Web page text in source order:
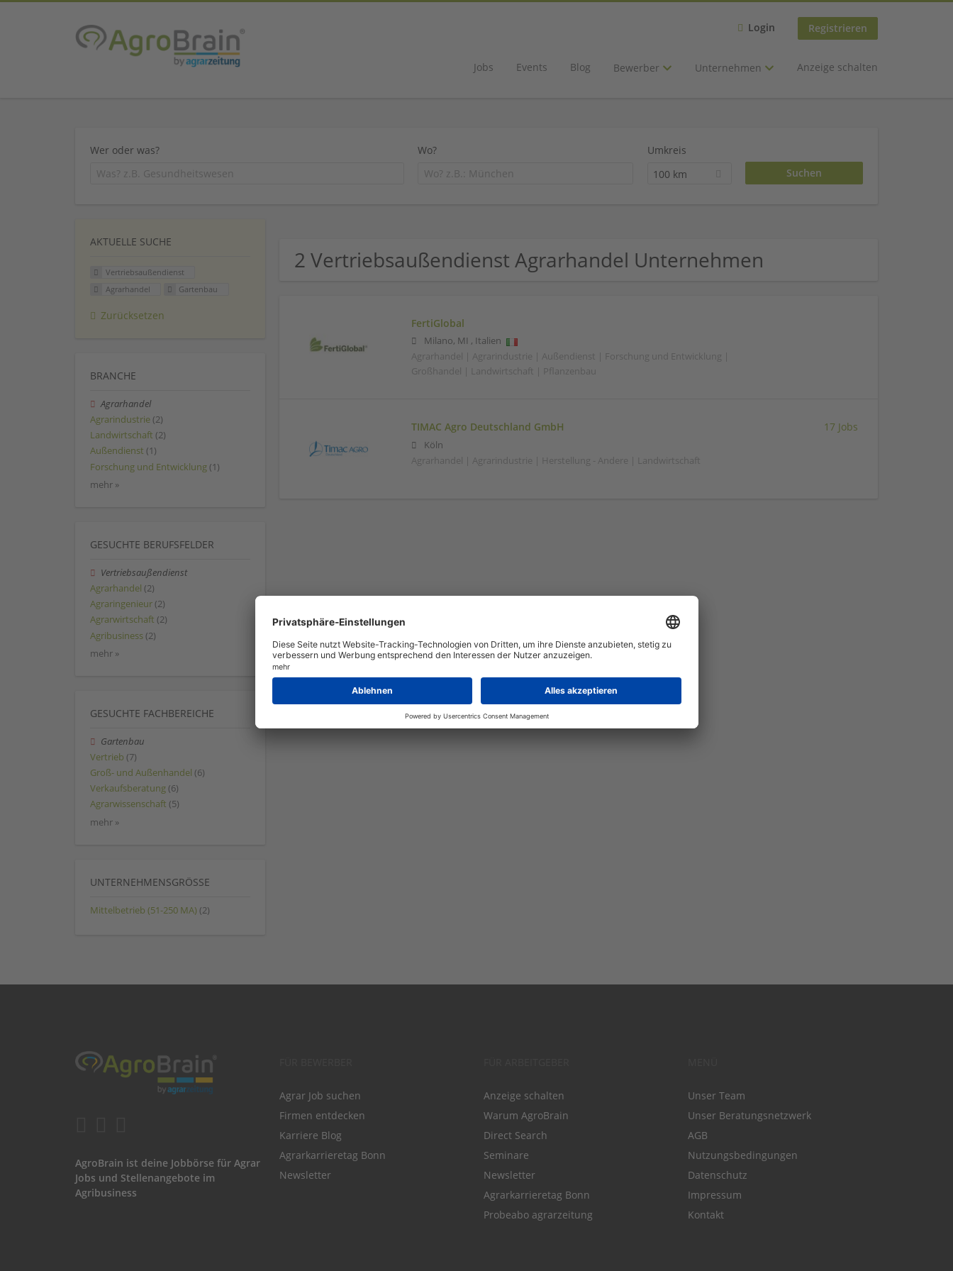
Login Registrieren
Jobs Events Blog Bewerber Unternehmen Anzeige schalten
Wer oder was? Wo?
Umkreis
100 km
2 Vertriebsaußendienst Agrarhandel Unternehmen
FertiGlobal
Milano, MI , Italien
Agrarhandel | Agrarindustrie | Außendienst | Forschung und Entwicklung |
Großhandel | Landwirtschaft | Pflanzenbau
TIMAC Agro Deutschland GmbH
Köln
Agrarhandel | Agrarindustrie | Herstellung - Andere | Landwirtschaft
17 Jobs
AKTUELLE SUCHE
Vertriebsaußendienst
Agrarhandel
Gartenbau
Zurücksetzen
BRANCHE
Agrarhandel
Agrarindustrie (2)
Landwirtschaft (2)
Außendienst (1)
Forschung und Entwicklung (1)
mehr »
GESUCHTE BERUFSFELDER
Vertriebsaußendienst
Agrarhandel (2)
Agraringenieur (2)
Agrarwirtschaft (2)
Agribusiness (2)
mehr »
GESUCHTE FACHBEREICHE
Gartenbau
Vertrieb (7)
Groß- und Außenhandel (6)
Verkaufsberatung (6)
Agrarwissenschaft (5)
mehr »
UNTERNEHMENSGRÖSSE
Mittelbetrieb (51-250 MA) (2)
AgroBrain ist deine Jobbörse für Agrar
Jobs und Stellenangebote im
Agribusiness
Agrar Job suchen
Firmen entdecken
Karriere Blog
Agrarkarrieretag Bonn
Newsletter
Anzeige schalten
Warum AgroBrain
Direct Search
Seminare
Newsletter
Agrarkarrieretag Bonn
Probeabo agrarzeitung
Unser Team
Unser Beratungsnetzwerk
AGB
Nutzungsbedingungen
Datenschutz
Impressum
Kontakt